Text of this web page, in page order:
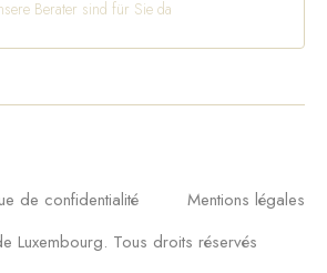
Berater sind für Sie da
de confidentialité
Mentions légales
Luxembourg. Tous droits réservés